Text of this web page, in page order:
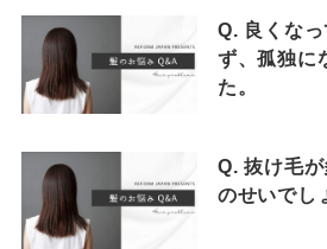
Q. 良くな
ず、孤独に
た。
Q. 抜け毛
のせいでし